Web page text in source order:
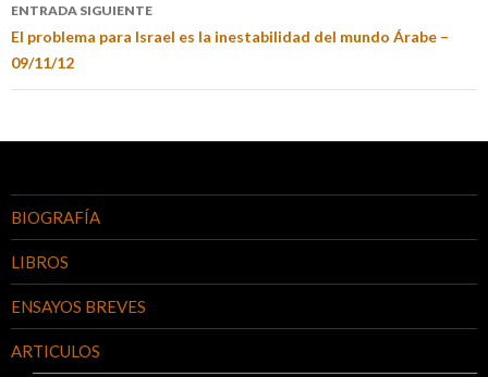
ENTRADA SIGUIENTE
El problema para Israel es la inestabilidad del mundo Árabe –
09/11/12
BIOGRAFÍA
LIBROS
ENSAYOS BREVES
ARTICULOS